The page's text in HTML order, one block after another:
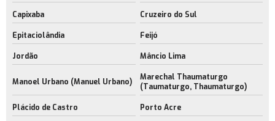
Capixaba Cruzeiro do Sul
Epitaciolândia Feijó
Jordão Mâncio Lima
Manoel Urbano (Manuel Urbano)
Marechal Thaumaturgo
(Taumaturgo, Thaumaturgo)
Plácido de Castro Porto Acre